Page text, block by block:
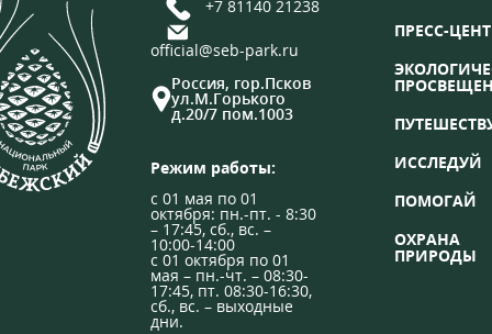
+7 81140 21238
official@seb-park.ru
Россия, гор.Псков
ул.М.Горького
д.20/7 пом.1003
Режим работы:
с 01 мая по 01
октября: пн.-пт. - 8:30
– 17:45, сб., вс. –
10:00-14:00
с 01 октября по 01
мая – пн.-чт. – 08:30-
17:45, пт. 08:30-16:30,
сб., вс. – выходные
дни.
ПРЕСС-
ИССЛЕДУЙ
ПОМОГАЙ
ОХРАНА
ПРИРОДЫ